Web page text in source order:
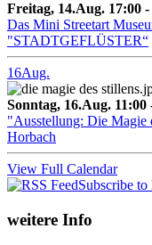
Freitag, 14.Aug. 17:00
Das Mini Streetart
"STADTGEFLÜSTER“
16Aug.
Sonntag, 16.Aug.
"Ausstellung: Die Magie
Horbach
View Full Calendar
Subscribe to
weitere Info